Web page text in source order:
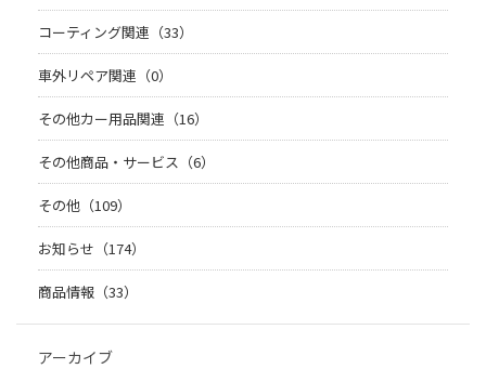
コーティング関連（33）
車外リペア関連（0）
その他カー用品関連（16）
その他商品・サービス（6）
その他（109）
お知らせ（174）
商品情報（33）
アーカイブ